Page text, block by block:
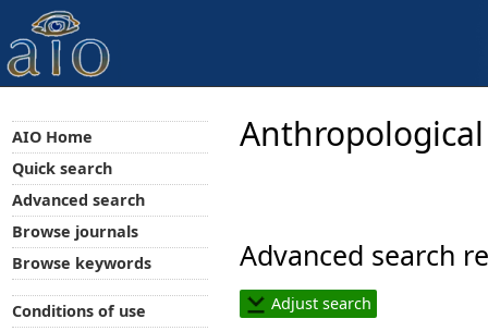
Advanced search
Adjust search
AIO Home
Quick search
Advanced search
Browse journals
Browse keywords
Conditions of use